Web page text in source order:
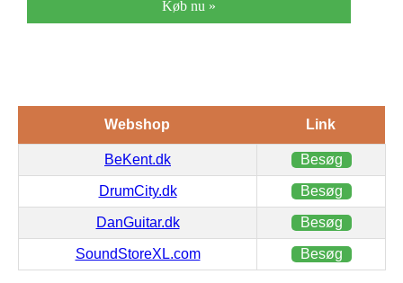
Køb nu »
Webshop Link
BeKent.dk Besøg
DrumCity.dk Besøg
DanGuitar.dk Besøg
SoundStoreXL.com Besøg